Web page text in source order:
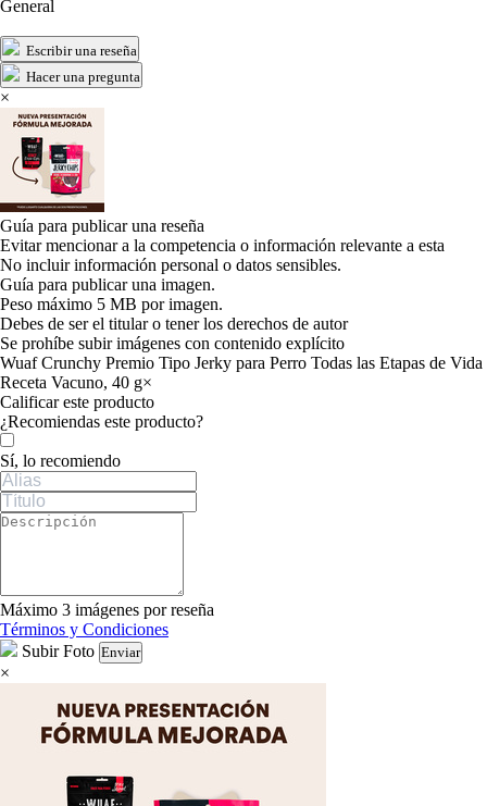
General
Escribir una reseña
Hacer una pregunta
×
Guía para publicar una reseña
Evitar mencionar a la competencia o información relevante a esta
No incluir información personal o datos sensibles.
Guía para publicar una imagen.
Peso máximo 5 MB por imagen.
Debes de ser el titular o tener los derechos de autor
Se prohíbe subir imágenes con contenido explícito
Wuaf Crunchy Premio Tipo Jerky para Perro Todas las Etapas de Vida
Receta Vacuno, 40 g×
Calificar este producto
Tu valoración
¿Recomiendas este producto?
Sí, lo recomiendo
Máximo 3 imágenes por reseña
Términos y Condiciones
Subir Foto Enviar
×